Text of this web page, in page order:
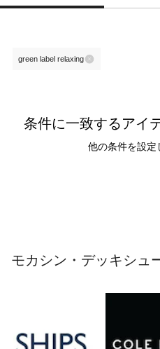
green label relaxing
条件に一致するアイ
他の条件を設定
モカシン・デッキシュ